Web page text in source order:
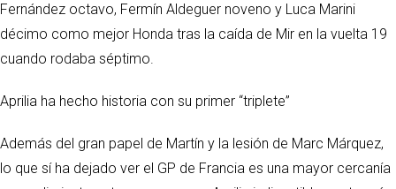
Fernández octavo, Fermín Aldeguer noveno y Luca Marini
décimo como mejor Honda tras la caída de Mir en la vuelta 19
cuando rodaba séptimo.
Aprilia ha hecho historia con su primer “triplete”
Además del gran papel de Martín y la lesión de Marc Márquez,
lo que sí ha dejado ver el GP de Francia es una mayor cercanía